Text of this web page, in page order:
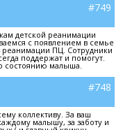
#749
детской реанимации
с появлением в семье
ПЦ. Сотрудники
поддержат и помогут.
состоянию малыша.
#748
коллективу. За ваш
малышу, за заботу и